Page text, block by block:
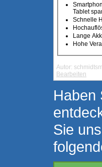
Tablet
Schnelle
Lange
Hohe
Autor:
Bearbeiten
Haben
Sie